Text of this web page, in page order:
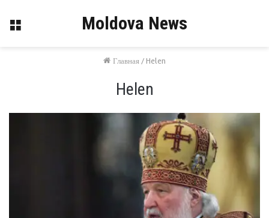
Меню Moldova News
Главная /Helen
Helen